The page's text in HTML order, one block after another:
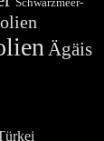
Ägäis